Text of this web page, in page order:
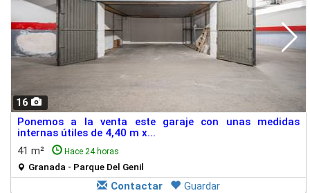
16
Ponemos a la venta este garaje con unas medidas
internas útiles de 4,40 m x...
41 m²
Hace 24 horas
Granada - Parque Del Genil
Contactar Guardar